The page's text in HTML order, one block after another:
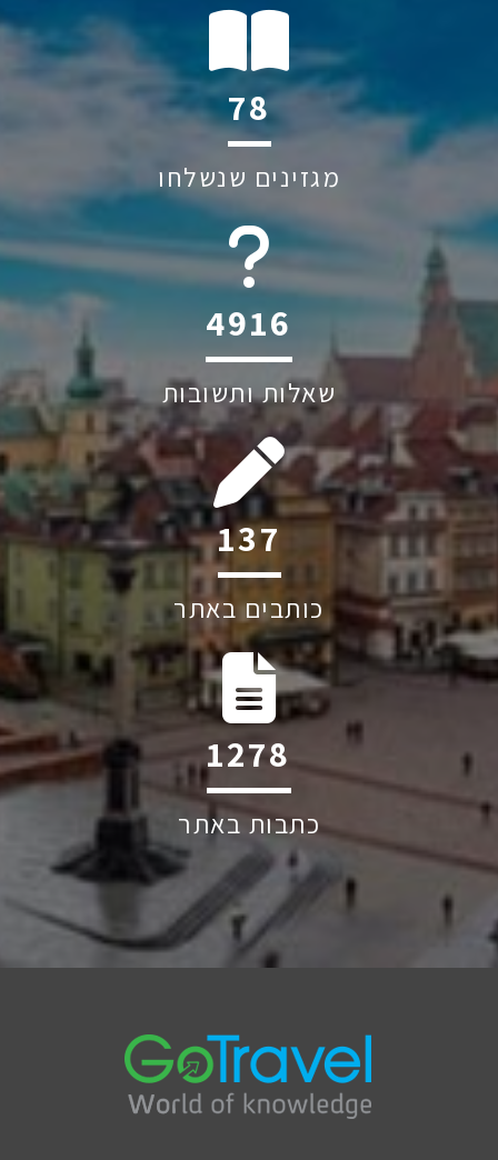
109
מגזינים שנשלחו
6045
שאלות ותשובות
191
כותבים באתר
1776
כתבות באתר